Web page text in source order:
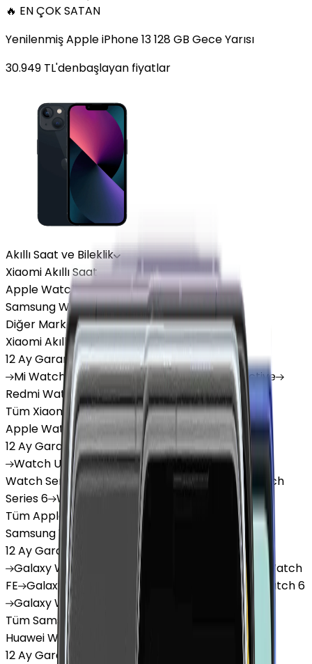
🔥 EN ÇOK SATAN
Yenilenmiş Apple iPhone 13 128 GB Gece Yarısı
30.949 TL'denbaşlayan fiyatlar
Akıllı Saat ve Bileklik
Xiaomi Akıllı Saat
Apple Watch
Samsung Watch
Diğer Markalar
Xiaomi Akıllı Saat
12 Ay Garanti• 6 Taksit
MiWatch MiWatch Lite RedmiWatch 3 Active
RedmiWatch 5 Lite RedmiWatch 5 Active
Tüm Xiaomi Akıllı Saat'lar
Apple Watch
12 Ay Garanti• 6 Taksit
Watch Ultra WatchSeries 10 WatchSeries 9
WatchSeries 8 Series 7 Watch SE
Watch
Series 6 Watch
Tüm Apple Watch'lar
Samsung Watch
12 Ay Garanti
GalaxyWatch 7 Galaxy Galaxy
Watch
FE Galaxy Watch 4 Galaxy Galaxy Watch 6
GalaxyWatch8
Tüm Samsung Watch'lar
Huawei Watch
12 Ay Garanti